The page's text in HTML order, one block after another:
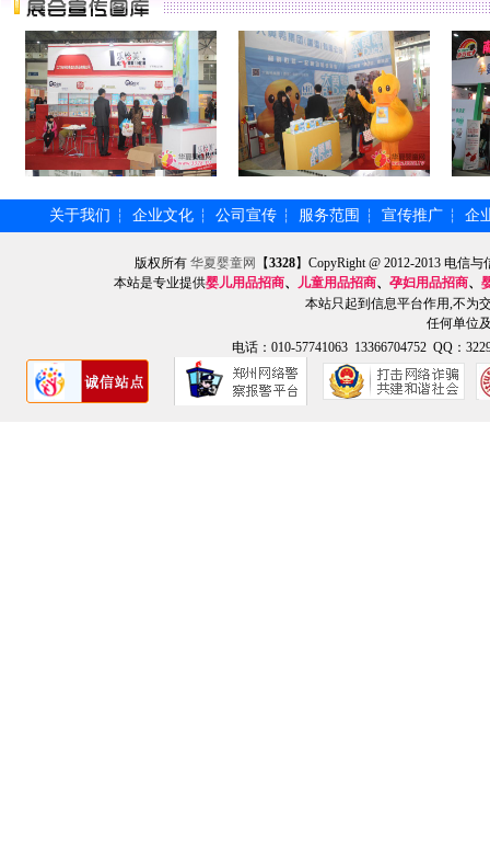
关于我们 ┆ 企业文化 ┆ 公司宣传 ┆ 服务范围 ┆ 宣传推广 ┆ 企
版权所有华夏婴童网 【3328】CopyRight @ 2012-2013 电信
本站是专业提供婴儿用品招商、 儿童用品招商、 孕妇用品招商、
本站只起到信息平台作用,不为
任何单位
电话：010-57741063 13366704752 QQ：